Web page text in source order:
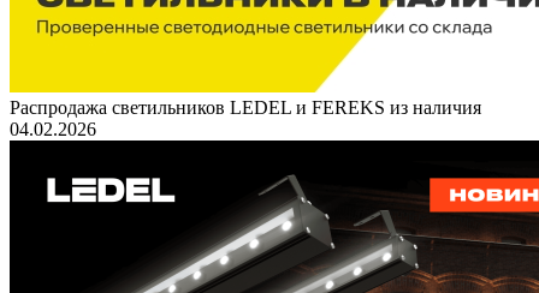
Распродажа светильников LEDEL и FEREKS из наличия
04.02.2026